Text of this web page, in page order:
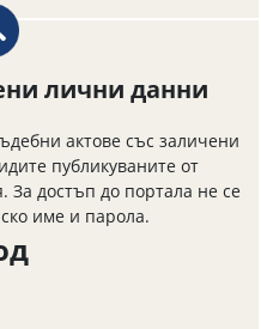
лични данни
актове със заличени
публикуваните от
достъп до портала не се
име и парола.